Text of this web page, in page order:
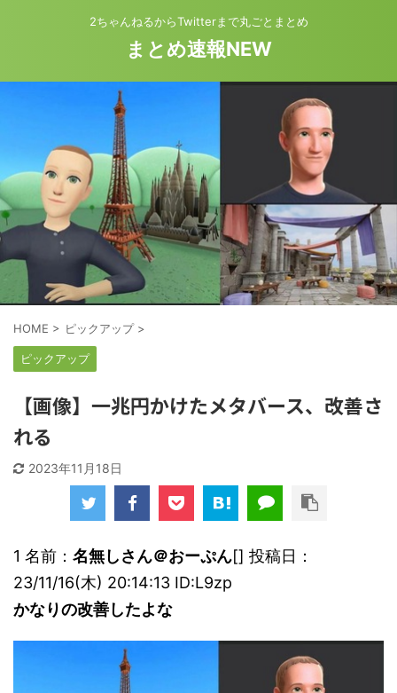
2ちゃんねるからTwitterまで丸ごとまとめ
まとめ速報NEW
HOME > ピックアップ >
ピックアップ
【画像】一兆円かけたメタバース、改善さ
れる
2023年11月18日
1 名前： 名無しさん＠おーぷん[] 投稿日：
23/11/16(木) 20:14:13 ID:L9zp
かなりの改善したよな